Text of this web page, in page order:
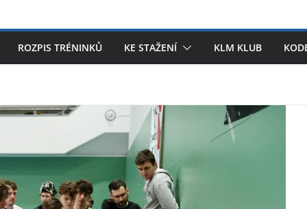
ROZPIS TRÉNINKŮ KE STAŽENÍ KLM KLUB